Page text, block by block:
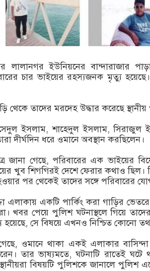
লালানগর ইউনিয়নের বান্দারাজার
চার ভাইয়ের রহস্যজনক মৃত্যু
থেকে তাদের মরদেহ উদ্ধার করেছে
ইসলাম, শাহেদুল ইসলাম, সিরাজুল
দীর্ঘদিন ধরে ওমানে অবস্থান করছিলেন।
জানা গেছে, পরিবারের এক ভাইয়ের
খুব শিগগিরই দেশে ফেরার কথাও ছিল।
পর থেকেই তাদের সঙ্গে পরিবারের
এলাকায় একটি পার্কিং করা গাড়ির
খবর পেয়ে পুলিশ ঘটনাস্থলে গিয়ে
হয়েছে, সে বিষয়ে এখনও নিশ্চিত কোনো
গেছে, ওমানে থাকা একই এলাকার
তার ভাষ্যমতে, ঘটনাটি রাতেই
বিষয়টি পুলিশকে জানালে পুলিশ